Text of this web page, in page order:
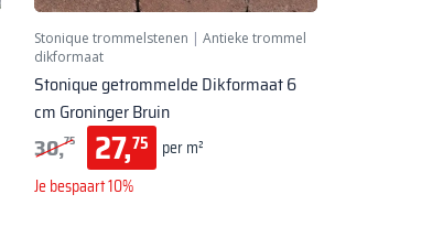
Stonique trommelstenen | Antieke trommel
dikformaat
Stonique getrommelde Dikformaat 6
cm Groninger Bruin
30,75 27,75
per m²
Je bespaart 10%